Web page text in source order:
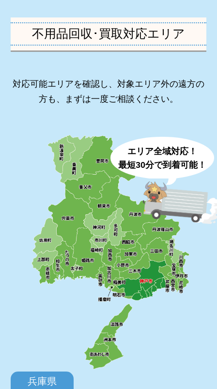
不用品回収･買取対応エリア
対応可能エリアを確認し、対象エリア外の遠方の
方も、まずは一度ご相談ください。
エリア全域対応！
最短30分で到着可能！
兵庫県